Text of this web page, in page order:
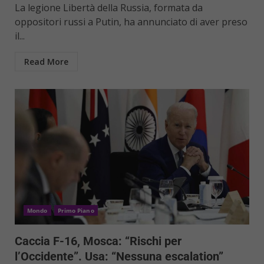
La legione Libertà della Russia, formata da
oppositori russi a Putin, ha annunciato di aver preso
il...
Read More
Mondo Primo Piano
Caccia F-16, Mosca: “Rischi per
l’Occidente”. Usa: “Nessuna escalation”